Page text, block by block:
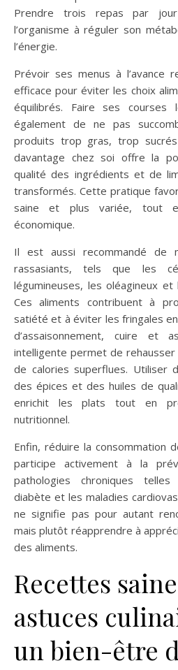
Prendre trois repas par
l’organisme à réguler son
l’énergie.
Prévoir ses menus à l’avance
efficace pour éviter les choix
équilibrés. Faire ses
également de ne pas
produits trop gras, trop
davantage chez soi offre la
qualité des ingrédients et de
transformés. Cette pratique
saine et plus variée, tout
économique.
Il est aussi recommandé de
rassasiants, tels que les
légumineuses, les oléagineux
Ces aliments contribuent à
satiété et à éviter les fringales
d’assaisonnement, cuire et
intelligente permet de
de calories superflues. Utiliser
des épices et des huiles de
enrichit les plats tout en
nutritionnel.
Enfin, réduire la consommation
participe activement à la
pathologies chroniques
diabète et les maladies
ne signifie pas pour autant
mais plutôt réapprendre à
des aliments.
Recettes
astuces
un bien-être